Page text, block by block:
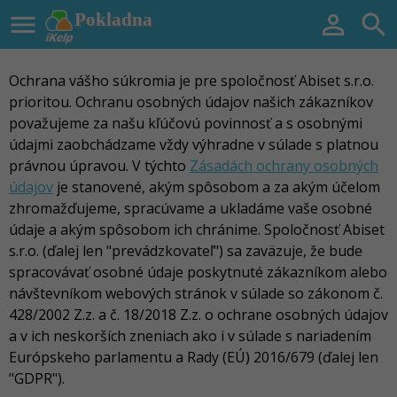
Pokladna
  
Ochrana vášho súkromia je pre spoločnosť Abiset s.r.o.
prioritou. Ochranu osobných údajov našich zákazníkov
považujeme za našu kľúčovú povinnosť a s osobnými
údajmi zaobchádzame vždy výhradne v súlade s platnou
právnou úpravou. V týchto Zásadách ochrany osobných
údajov je stanovené, akým spôsobom a za akým účelom
zhromažďujeme, spracúvame a ukladáme vaše osobné
údaje a akým spôsobom ich chránime. Spoločnosť Abiset
s.r.o. (ďalej len "prevádzkovateľ") sa zaväzuje, že bude
spracovávať osobné údaje poskytnuté zákazníkom alebo
návštevníkom webových stránok v súlade so zákonom č.
428/2002 Z.z. a č. 18/2018 Z.z. o ochrane osobných údajov
a v ich neskorších zneniach ako i v súlade s nariadením
Európskeho parlamentu a Rady (EÚ) 2016/679 (ďalej len
"GDPR").